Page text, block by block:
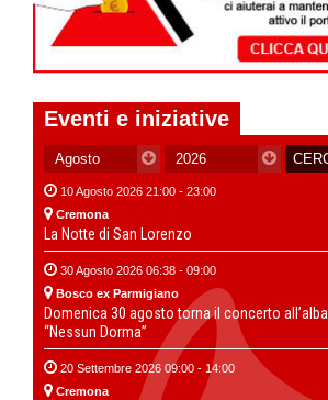
Eventi e iniziative
10 Agosto 2026 21:00 - 23:00
Cremona
La Notte di San Lorenzo
30 Agosto 2026 06:38 - 09:00
Bosco ex Parmigiano
Domenica 30 agosto torna il concerto all’alba
“Nessun Dorma”
20 Settembre 2026 09:00 - 14:00
Cremona